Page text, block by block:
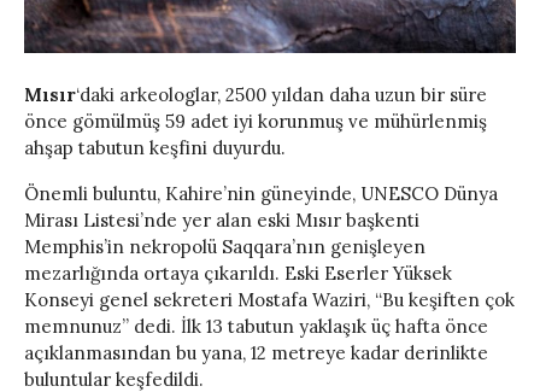
Mısır‘daki arkeologlar, 2500 yıldan daha uzun bir süre
önce gömülmüş 59 adet iyi korunmuş ve mühürlenmiş
ahşap tabutun keşfini duyurdu.
Önemli buluntu, Kahire’nin güneyinde, UNESCO Dünya
Mirası Listesi’nde yer alan eski Mısır başkenti
Memphis’in nekropolü Saqqara’nın genişleyen
mezarlığında ortaya çıkarıldı. Eski Eserler Yüksek
Konseyi genel sekreteri Mostafa Waziri, “Bu keşiften çok
memnunuz” dedi. İlk 13 tabutun yaklaşık üç hafta önce
açıklanmasından bu yana, 12 metreye kadar derinlikte
buluntular keşfedildi.